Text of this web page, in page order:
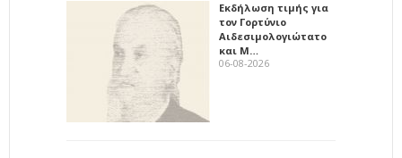
Εκδήλωση τιμής για
τον Γορτύνιο
Αιδεσιμολογιώτατο
και Μ…
06-08-2026